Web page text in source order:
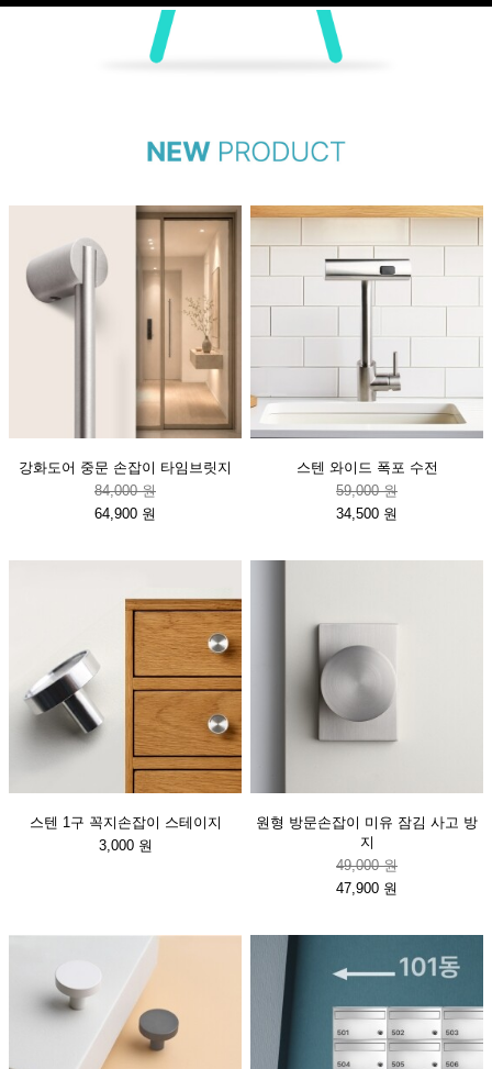
강화도어 중문 손잡이 타임브릿지
84,000 원
64,900 원
스텐 와이드 폭포 수전
59,000 원
34,500 원
스텐 1구 꼭지손잡이 스테이지
3,000 원
원형 방문손잡이 미유 잠김 사고 방
지
49,000 원
47,900 원